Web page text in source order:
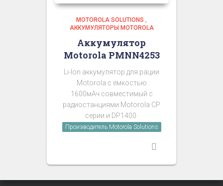
MOTOROLA SOLUTIONS ,
АККУМУЛЯТОРЫ MOTOROLA
Аккумулятор
Motorola PMNN4253
Li-Ion аккумулятор для рации
Motorola с емкостью
1600мАч совместимый с
радиостанциями Motorola CP
серии и DP1400.
Производитель Motorola Solutions